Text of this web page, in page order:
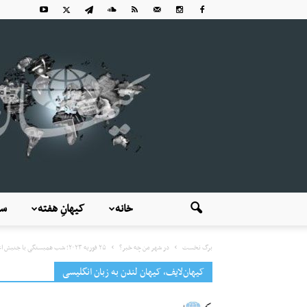
کیهانِ هفته خانه
برگ نخست در شهر من چه خبر؟ ۲۵ فوریه ۲۰۲۳؛ شب همبستگی با جنبش اعتراضی مردم ایران و اجرای...
کیهان‌لایف، کیهان لندن به زبان انگلیسی